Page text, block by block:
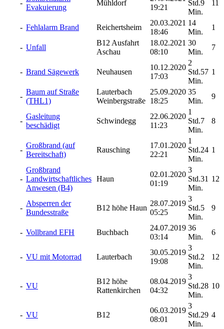
-
Evakuierung
Mühldorf
19:21
Std.9
Min.
11
- Fehlalarm Brand Reichertsheim
20.03.2021
18:46
14
Min.
1
- Unfall
B12 Ausfahrt
Aschau
18.02.2021
08:10
30
Min.
7
- Brand Sägewerk Neuhausen
10.12.2020
17:03
2
Std.57
Min.
1
-
Baum auf Straße
(THL1)
Lauterbach
Weinbergstraße
25.09.2020
18:25
35
Min.
9
-
Gasleitung
beschädigt
Schwindegg
22.06.2020
11:23
1
Std.7
Min.
8
-
Großbrand (auf
Bereitschaft)
Rausching
17.01.2020
22:21
1
Std.24
Min.
1
-
Großbrand
Landwirtschaftliches
Anwesen (B4)
Haun
02.01.2020
01:19
3
Std.31
Min.
12
-
Absperren der
Bundesstraße
B12 höhe Haun
28.07.2019
05:25
3
Std.5
Min.
9
- Vollbrand EFH Buchbach
24.07.2019
03:14
36
Min.
6
- VU mit Motorrad Lauterbach
30.05.2019
19:08
3
Std.2
Min.
12
- VU
B12 höhe
Rattenkirchen
08.04.2019
04:32
3
Std.28
Min.
10
- VU B12
06.03.2019
08:01
3
Std.29
Min.
4